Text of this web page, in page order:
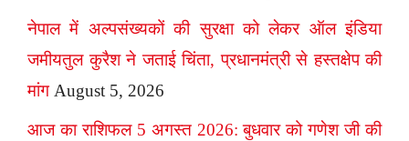
नेपाल में अल्पसंख्यकों की सुरक्षा को लेकर ऑल इंडिया
जमीयतुल कुरैश ने जताई चिंता, प्रधानमंत्री से हस्तक्षेप की
मांग August 5, 2026
आज का राशिफल 5 अगस्त 2026: बुधवार को गणेश जी की